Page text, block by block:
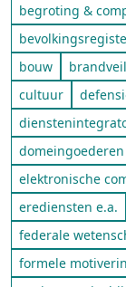
begroting &
bouw
cultuur
domeingoederen
elektronische
erediensten e.a.
federale
formele